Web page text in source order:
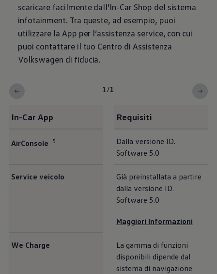
scaricare facilmente dall’In-Car Shop del sistema
infotainment. Tra queste, ad esempio, puoi
utilizzare la App per l’assistenza service, con cui
puoi contattare il tuo Centro di Assistenza
Volkswagen di fiducia.
1/1
In-Car App Requisiti
AirConsole 5
Dalla versione ID.
Software 5.0
Service veicolo
Già preinstallata a partire
dalla versione ID.
Software 5.0
Maggiori Informazioni
We Charge
La gamma di funzioni
disponibili dipende dal
sistema di navigazione